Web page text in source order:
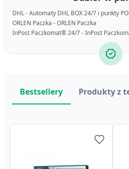
DHL - Automaty DHL BOX 24/7 i punkty
ORLEN Paczka - ORLEN Paczka
InPost Paczkomat® 24/7 - InPost
Bestsellery Produkty z